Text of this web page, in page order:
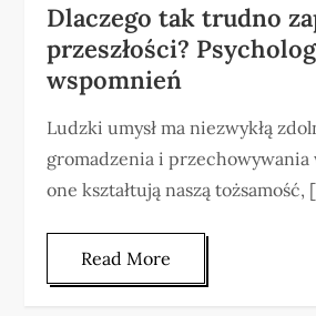
Dlaczego tak trudno
przeszłości?
wspomnień
Ludzki umysł ma niezwykłą
gromadzenia i przechowywania
one kształtują naszą tożsamość,
Read More